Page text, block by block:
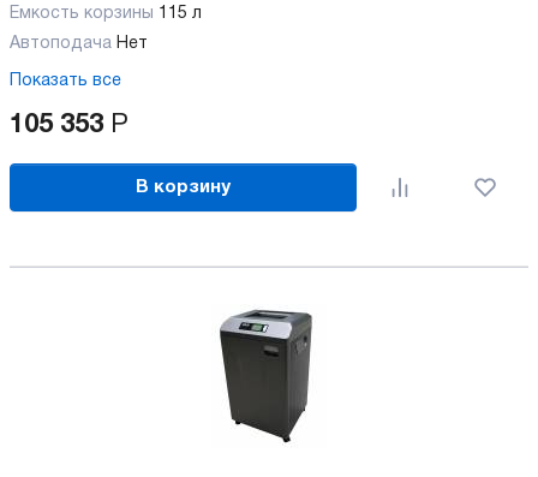
Емкость корзины
115 л
Автоподача Нет
Показать все
105 353 Р
В корзину